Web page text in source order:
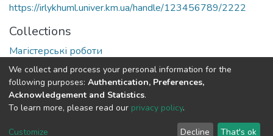
https://irlykhuml.univer.km.ua/handle/123456789/2222
Collections
Магістерські роботи
Full item page
DSpace software copyright © 2002-2026
Cookie End User Send
We collect and process your personal information for the
following purposes: Authentication, Preferences,
Acknowledgement and Statistics.
To learn more, please read our privacy policy.
Customize Decline That's ok